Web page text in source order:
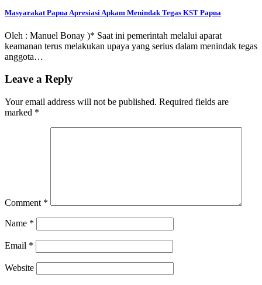
Masyarakat Papua Apresiasi Apkam Menindak Tegas KST Papua
Oleh : Manuel Bonay )* Saat ini pemerintah melalui aparat
keamanan terus melakukan upaya yang serius dalam menindak tegas
anggota…
Leave a Reply
Your email address will not be published. Required fields are
marked *
Comment *
Name *
Email *
Website